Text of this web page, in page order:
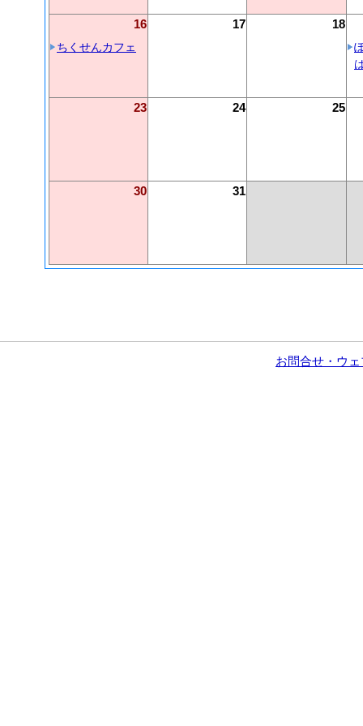
16
ちくせんカフェ
17 18
23 24 25
30 31
お問合せ・ウ